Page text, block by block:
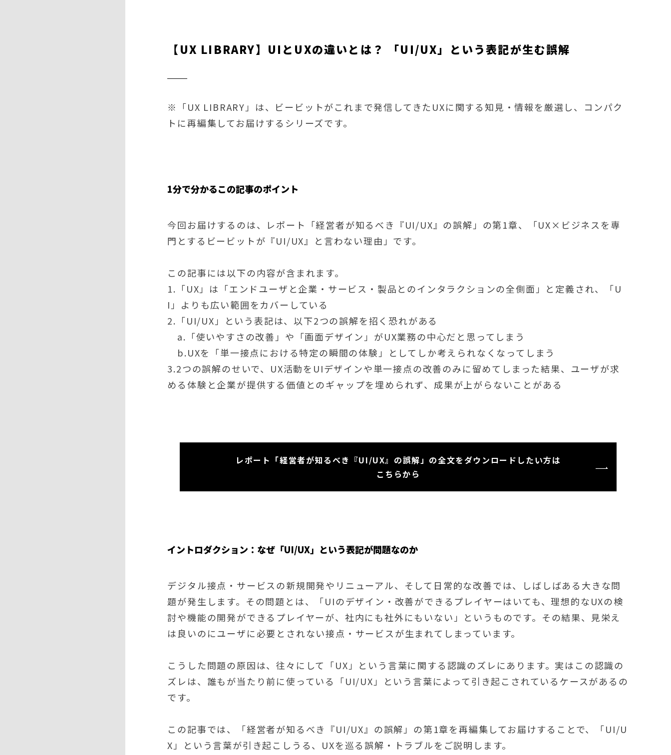
【UX LIBRARY】UIとUXの違いとは？ 「UI/UX」という表記が生む誤解
※「UX LIBRARY」は、ビービットがこれまで発信してきたUXに関する知見・情報を厳選し、コンパク
トに再編集してお届けするシリーズです。
1分で分かるこの記事のポイント
今回お届けするのは、レポート「経営者が知るべき『UI/UX』の誤解」の第1章、「UX×ビジネスを専
門とするビービットが『UI/UX』と言わない理由」です。
この記事には以下の内容が含まれます。
1.「UX」は「エンドユーザと企業・サービス・製品とのインタラクションの全側面」と定義され、「U
I」よりも広い範囲をカバーしている
2.「UI/UX」という表記は、以下2つの誤解を招く恐れがある
a.「使いやすさの改善」や「画面デザイン」がUX業務の中心だと思ってしまう
b.UXを「単一接点における特定の瞬間の体験」としてしか考えられなくなってしまう
3.2つの誤解のせいで、UX活動をUIデザインや単一接点の改善のみに留めてしまった結果、ユーザが求
める体験と企業が提供する価値とのギャップを埋められず、成果が上がらないことがある
レポート「経営者が知るべき『UI/UX』の誤解」の全文をダウンロードしたい方は
こちらから
イントロダクション：なぜ「UI/UX」という表記が問題なのか
デジタル接点・サービスの新規開発やリニューアル、そして日常的な改善では、しばしばある大きな問
題が発生します。その問題とは、「UIのデザイン・改善ができるプレイヤーはいても、理想的なUXの検
討や機能の開発ができるプレイヤーが、社内にも社外にもいない」というものです。その結果、見栄え
は良いのにユーザに必要とされない接点・サービスが生まれてしまっています。
こうした問題の原因は、往々にして「UX」という言葉に関する認識のズレにあります。実はこの認識の
ズレは、誰もが当たり前に使っている「UI/UX」という言葉によって引き起こされているケースがあるの
です。
この記事では、「経営者が知るべき『UI/UX』の誤解」の第1章を再編集してお届けすることで、「UI/U
X」という言葉が引き起こしうる、UXを巡る誤解・トラブルをご説明します。